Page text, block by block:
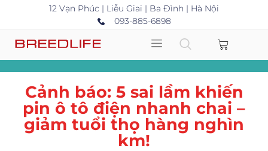
12 Vạn Phúc | Liễu Giai | Ba Đình | Hà Nội
093-885-6898
Cảnh báo: 5 sai lầm khiến
pin ô tô điện nhanh chai –
giảm tuổi thọ hàng nghìn
km!